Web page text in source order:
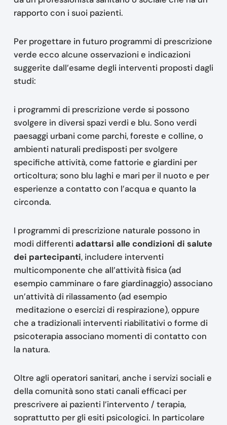
rapporto con i suoi pazienti.
Per progettare in futuro programmi di prescrizione
verde ecco alcune osservazioni e indicazioni
suggerite dall’esame degli interventi proposti dagli
studi:
i programmi di prescrizione verde si possono
svolgere in diversi spazi verdi e blu. Sono verdi
paesaggi urbani come parchi, foreste e colline, o
ambienti naturali predisposti per svolgere
specifiche attività, come fattorie e giardini per
orticoltura; sono blu laghi e mari per il nuoto e per
esperienze a contatto con l’acqua e quanto la
circonda.
I programmi di prescrizione naturale possono in
modi differenti adattarsi alle condizioni di salute
dei partecipanti, includere interventi
multicomponente che all’attività fisica (ad
esempio camminare o fare giardinaggio) associano
un’attività di rilassamento (ad esempio
meditazione o esercizi di respirazione), oppure
che a tradizionali interventi riabilitativi o forme di
psicoterapia associano momenti di contatto con
la natura.
Oltre agli operatori sanitari, anche i servizi sociali e
della comunità sono stati canali efficaci per
prescrivere ai pazienti l’intervento / terapia,
soprattutto per gli esiti psicologici. In particolare